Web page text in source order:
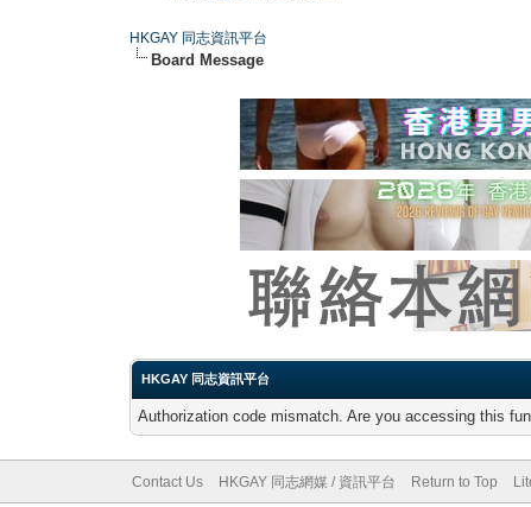
HKGAY 同志資訊平台
Board Message
HKGAY 同志資訊平台
Authorization code mismatch. Are you accessing this
Contact Us HKGAY 同志網媒 / 資訊平台 Return to Top